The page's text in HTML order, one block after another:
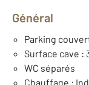
Général
Parking
Surface cave :
WC séparés
Chauffage :